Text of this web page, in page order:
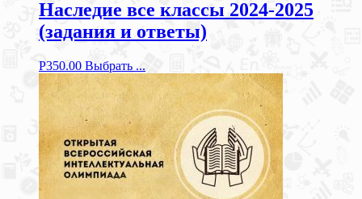
Наследие все классы 2024-2025
(задания и ответы)
Р350.00 Выбрать ...